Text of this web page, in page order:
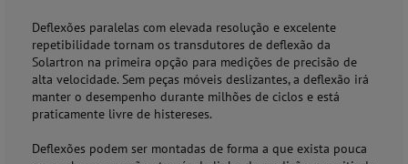
Deflexões paralelas com elevada resolução e excelente
repetibilidade tornam os transdutores de deflexão da
Solartron na primeira opção para medições de precisão de
alta velocidade. Sem peças móveis deslizantes, a deflexão irá
manter o desempenho durante milhões de ciclos e está
praticamente livre de histereses.
Deflexões podem ser montadas de forma a que exista pouca